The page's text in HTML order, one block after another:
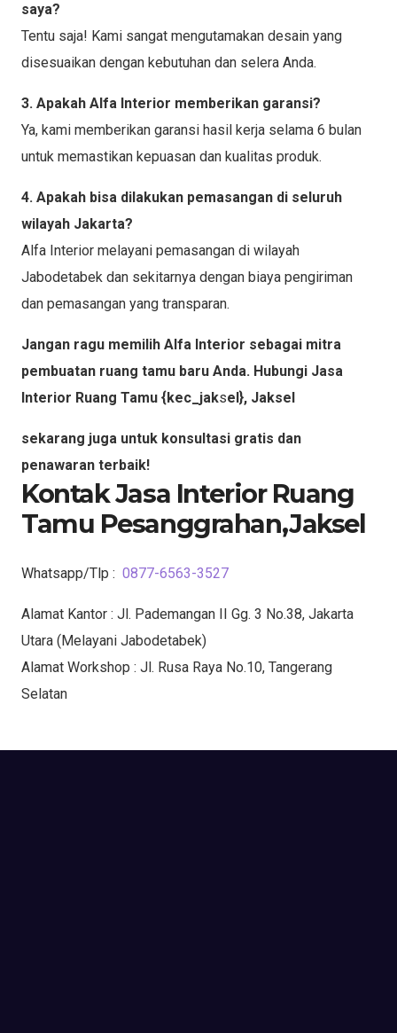
saya?
Tentu saja! Kami sangat mengutamakan desain yang
disesuaikan dengan kebutuhan dan selera Anda.
3. Apakah Alfa Interior memberikan garansi?
Ya, kami memberikan garansi hasil kerja selama 6 bulan
untuk memastikan kepuasan dan kualitas produk.
4. Apakah bisa dilakukan pemasangan di seluruh
wilayah Jakarta?
Alfa Interior melayani pemasangan di wilayah
Jabodetabek dan sekitarnya dengan biaya pengiriman
dan pemasangan yang transparan.
Jangan ragu memilih Alfa Interior sebagai mitra
pembuatan ruang tamu baru Anda. Hubungi Jasa
Interior Ruang Tamu {kec_jaksel}, Jaksel
sekarang juga untuk konsultasi gratis dan
penawaran terbaik!
Kontak Jasa Interior Ruang
Tamu Pesanggrahan,Jaksel
Whatsapp/Tlp : 0877-6563-3527
Alamat Kantor : Jl. Pademangan II Gg. 3 No.38, Jakarta
Utara (Melayani Jabodetabek)
Alamat Workshop : Jl. Rusa Raya No.10, Tangerang
Selatan